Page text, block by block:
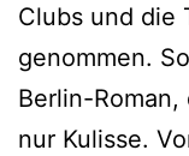
Clubs und die
genommen.
Berlin-
nur Kulisse.